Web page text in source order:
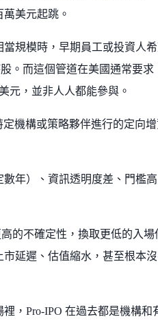
美元起跳。
規模時，早期員工或投資人
。而這個管道在美國通常要求
元，並非人人都能參與。
機構或策略夥伴進行的定向
年）、資訊透明度差、門檻
的不確定性，換取更低的入
延遲、估值縮水，甚至根本
，Pro-IPO 在過去都是機構和